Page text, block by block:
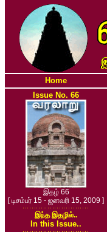
Home
Issue No. 66
இதழ் 66
[ டிசம்பர் 15 - ஜனவரி 15, 2009 ]
இந்த இதழில்..
In this Issue..